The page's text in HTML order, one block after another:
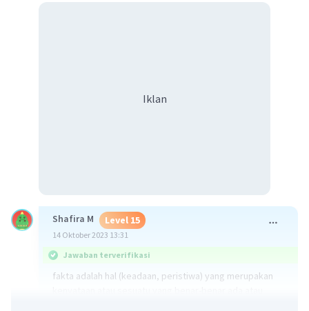
Iklan
Shafira M Level 15
14 Oktober 2023 13:31
Jawaban terverifikasi
fakta adalah hal (keadaan, peristiwa) yang merupakan